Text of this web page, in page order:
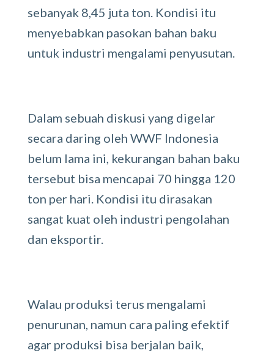
sebanyak 8,45 juta ton. Kondisi itu
menyebabkan pasokan bahan baku
untuk industri mengalami penyusutan.
Dalam sebuah diskusi yang digelar
secara daring oleh WWF Indonesia
belum lama ini, kekurangan bahan baku
tersebut bisa mencapai 70 hingga 120
ton per hari. Kondisi itu dirasakan
sangat kuat oleh industri pengolahan
dan eksportir.
Walau produksi terus mengalami
penurunan, namun cara paling efektif
agar produksi bisa berjalan baik,